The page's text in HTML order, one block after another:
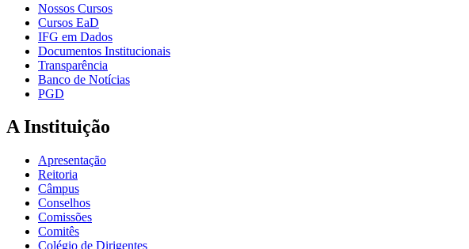
Nossos Cursos
Cursos EaD
IFG em Dados
Documentos Institucionais
Transparência
Banco de Notícias
PGD
A Instituição
Apresentação
Reitoria
Câmpus
Conselhos
Comissões
Comitês
Colégio de Dirigentes